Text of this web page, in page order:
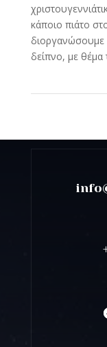
κάποιο πιάτο
διοργανώσουμε
δείπνο, με θέμα